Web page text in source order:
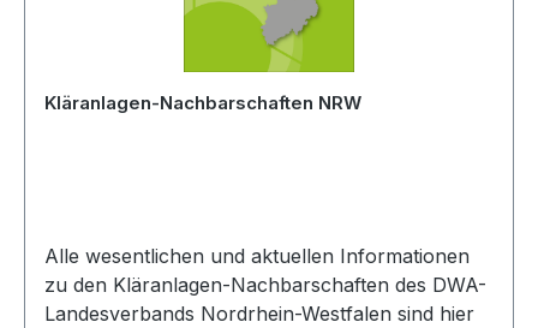
Kläranlagen-Nachbarschaften NRW
Alle wesentlichen und aktuellen Informationen
zu den Kläranlagen-Nachbarschaften des DWA-
Landesverbands Nordrhein-Westfalen sind hier